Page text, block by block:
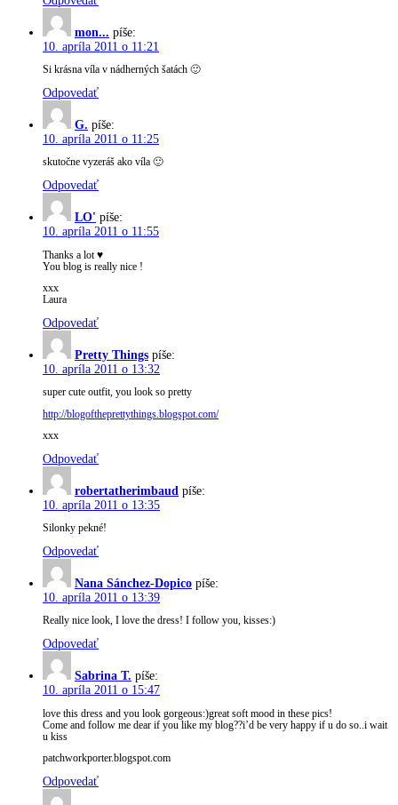
mon... píše:
10. apríla 2011 o 11:21
Si krásna víla v nádherných šatách 🙂
Odpovedať
G. píše:
10. apríla 2011 o 11:25
skutočne vyzeráš ako víla 🙂
Odpovedať
LO' píše:
10. apríla 2011 o 11:55
Thanks a lot ♥
You blog is really nice !
xxx
Laura
Odpovedať
Pretty Things píše:
10. apríla 2011 o 13:32
super cute outfit, you look so pretty
http://blogoftheprettythings.blogspot.com/
xxx
Odpovedať
robertatherimbaud píše:
10. apríla 2011 o 13:35
Silonky pekné!
Odpovedať
Nana Sánchez-Dopico píše:
10. apríla 2011 o 13:39
Really nice look, I love the dress! I follow you, kisses:)
Odpovedať
Sabrina T. píše:
10. apríla 2011 o 15:47
love this dress and you look gorgeous:)great soft mood in these pics!
Come and follow me dear if you like my blog??i’d be very happy if u do so..i wait
u kiss
patchworkporter.blogspot.com
Odpovedať